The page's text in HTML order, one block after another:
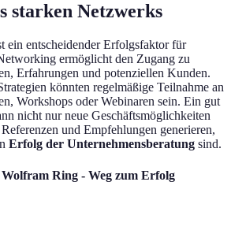
starken Netzwerks
ein entscheidender Erfolgsfaktor für
ermöglicht den Zugang zu
Erfahrungen und potenziellen Kunden.
könnten regelmäßige Teilnahme an
Workshops oder Webinaren sein. Ein gut
nicht nur neue Geschäftsmöglichkeiten
und Empfehlungen generieren,
Erfolg der Unternehmensberatung sind.
Wolfram Ring - Weg zum Erfolg